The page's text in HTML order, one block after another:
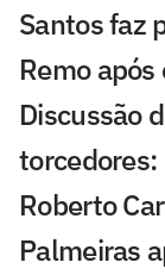
Santos faz
Remo
Discussão
torcedores:
Roberto
Palmeiras